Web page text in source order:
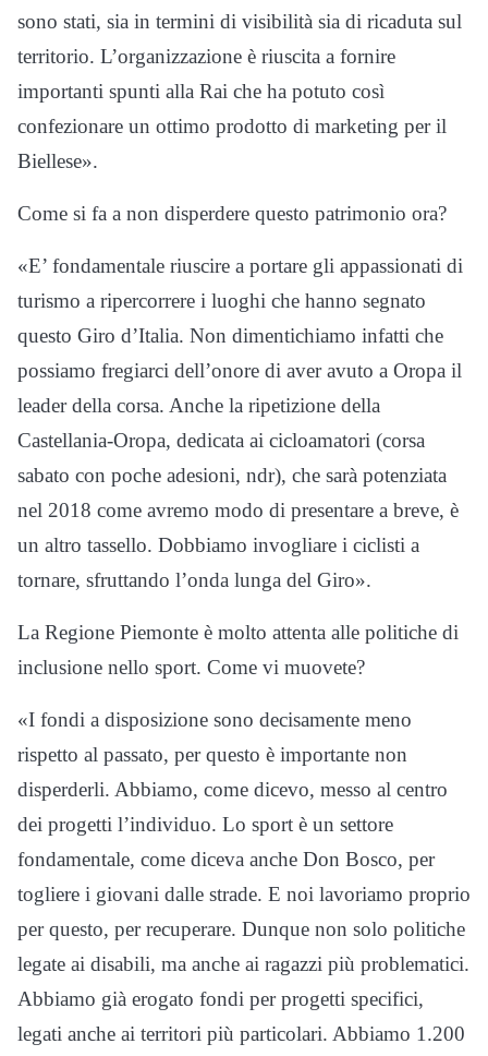
sono stati, sia in termini di visibilità sia di ricaduta sul
territorio. L’organizzazione è riuscita a fornire
importanti spunti alla Rai che ha potuto così
confezionare un ottimo prodotto di marketing per il
Biellese».
Come si fa a non disperdere questo patrimonio ora?
«E’ fondamentale riuscire a portare gli appassionati di
turismo a ripercorrere i luoghi che hanno segnato
questo Giro d’Italia. Non dimentichiamo infatti che
possiamo fregiarci dell’onore di aver avuto a Oropa il
leader della corsa. Anche la ripetizione della
Castellania-Oropa, dedicata ai cicloamatori (corsa
sabato con poche adesioni, ndr), che sarà potenziata
nel 2018 come avremo modo di presentare a breve, è
un altro tassello. Dobbiamo invogliare i ciclisti a
tornare, sfruttando l’onda lunga del Giro».
La Regione Piemonte è molto attenta alle politiche di
inclusione nello sport. Come vi muovete?
«I fondi a disposizione sono decisamente meno
rispetto al passato, per questo è importante non
disperderli. Abbiamo, come dicevo, messo al centro
dei progetti l’individuo. Lo sport è un settore
fondamentale, come diceva anche Don Bosco, per
togliere i giovani dalle strade. E noi lavoriamo proprio
per questo, per recuperare. Dunque non solo politiche
legate ai disabili, ma anche ai ragazzi più problematici.
Abbiamo già erogato fondi per progetti specifici,
legati anche ai territori più particolari. Abbiamo 1.200